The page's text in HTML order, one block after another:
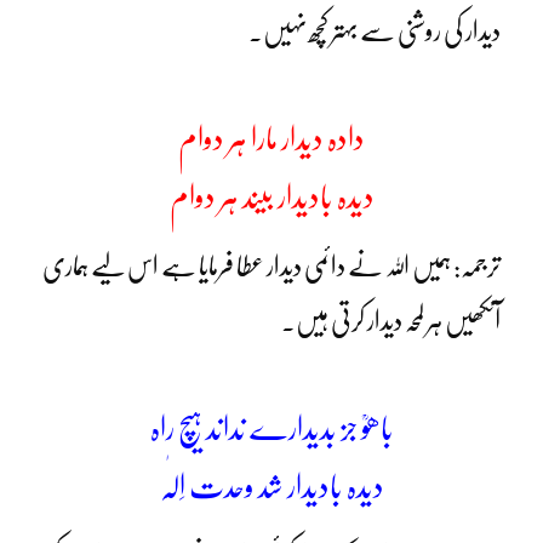
دیدار کی روشنی سے بہتر کچھ نہیں۔
دادہ دیدار مارا ہر دوام
دیدہ بادیدار بیند ہر دوام
ترجمہ: ہمیں اللہ نے دائمی دیدار عطا فرمایا ہے اس لیے ہماری
آنکھیں ہر لمحہ دیدار کرتی ہیں۔
باھوؒ جز بدیدارے نداند ہیچ راہ
دیدہ بادیدار شد وحدت اِلٰہ